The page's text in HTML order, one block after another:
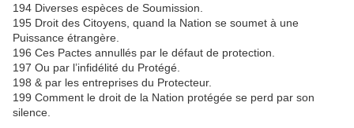
194 Diverses espèces de Soumission.
195 Droit des Citoyens, quand la Nation se soumet à une
Puissance étrangère.
196 Ces Pactes annullés par le défaut de protection.
197 Ou par l’infidélité du Protégé.
198 & par les entreprises du Protecteur.
199 Comment le droit de la Nation protégée se perd par son
silence.